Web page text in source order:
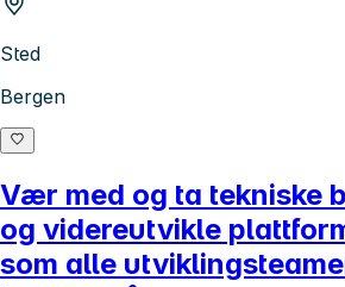
Sted
Bergen
Vær med og ta tekniske
og videreutvikle
som alle